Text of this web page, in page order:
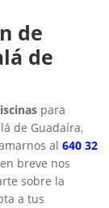
de
de
para
de Guadaíra,
al640 32
breve nos
sobre la
a tus